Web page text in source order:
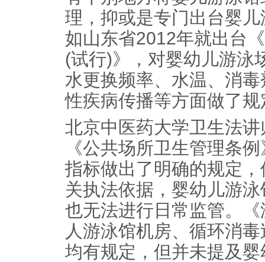
理，抑或是专门出台婴
如山东省2012年就出台
(试行)》，对婴幼儿游泳
水更换频率、水温、消
性疾病传播等方面做了规
北京中医药大学卫生法
《公共场所卫生管理条
指标做出了明确的规定
关执法依据，婴幼儿游
也无法进行日常监管。
人游泳馆机房、循环消
均有规定，但并未提及